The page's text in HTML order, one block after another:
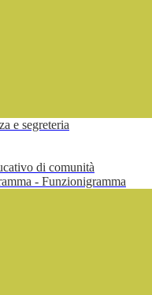
e segreteria
di comunità
- Funzionigramma